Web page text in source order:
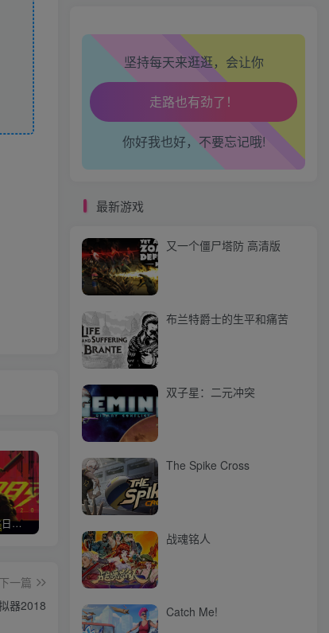
赛博朋克2077往日之影
下一篇
器2018
坚持每天来逛逛，会让你
生活也美好了！
心情也舒畅了！
走路也有劲了！
腿也不痛了！
工作也轻松了！
你好我也好，不要忘记哦!
最新游戏
又一个僵尸塔防 高清版
布兰特爵士的生平和痛苦
双子星：二元冲突
The Spike Cross
战魂铭人
Catch Me!